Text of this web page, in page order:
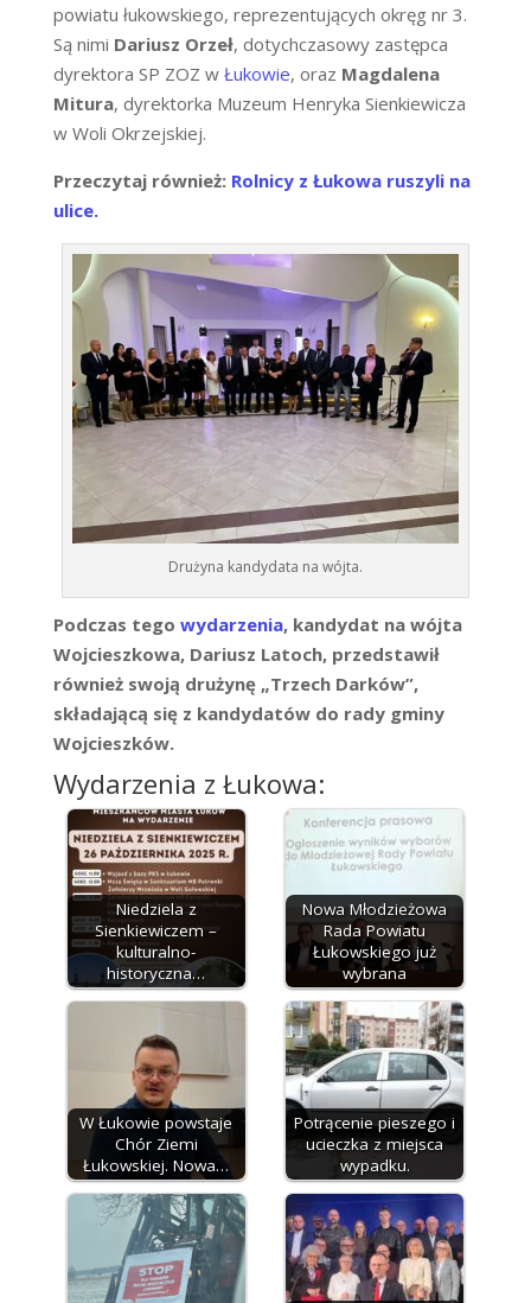
powiatu łukowskiego, reprezentujących okręg nr 3.
Są nimi Dariusz Orzeł, dotychczasowy zastępca
dyrektora SP ZOZ wŁukowie, oraz Magdalena
Mitura, dyrektorka Muzeum Henryka Sienkiewicza
w Woli Okrzejskiej.
Przeczytaj również: Rolnicy z Łukowa ruszyli na
ulice.
Drużyna kandydata na wójta.
Podczas tego wydarzenia, kandydat na wójta
Wojcieszkowa, Dariusz Latoch, przedstawił
również swoją drużynę „Trzech Darków”,
składającą się z kandydatów do rady gminy
Wojcieszków.
Wydarzenia z Łukowa:
Niedziela z
Sienkiewiczem –
kulturalno-
historyczna…
Nowa Młodzieżowa
Rada Powiatu
Łukowskiego już
wybrana
W Łukowie powstaje
Chór Ziemi
Łukowskiej. Nowa…
Potrącenie pieszego i
ucieczka z miejsca
wypadku.